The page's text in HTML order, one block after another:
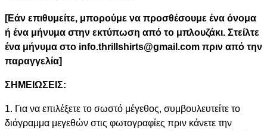
[Εάν επιθυμείτε, μπορούμε να προσθέσουμε ένα όνομα
ή ένα μήνυμα στην εκτύπωση από το μπλουζάκι. Στείλτε
ένα μήνυμα στο info.thrillshirts@gmail.com πριν από την
παραγγελία]
ΣΗΜΕΙΩΣΕΙΣ:
1. Για να επιλέξετε το σωστό μέγεθος, συμβουλευτείτε το
διάγραμμα μεγεθών στις φωτογραφίες πριν κάνετε την